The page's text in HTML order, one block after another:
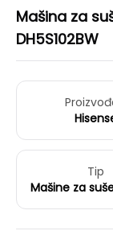
Mašina za
DH5S102BW
Tip
Mašine za